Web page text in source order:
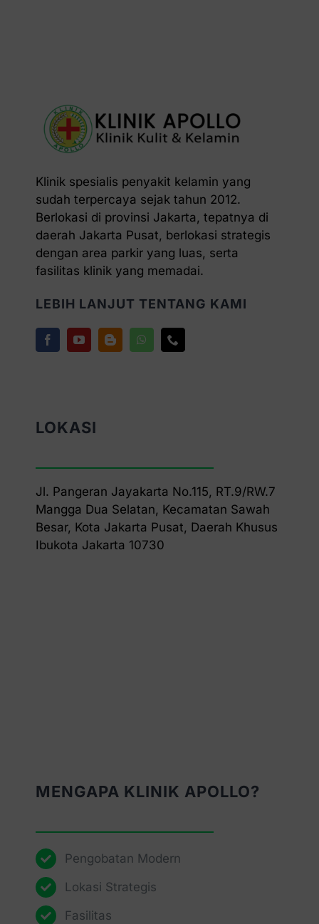
Klinik spesialis penyakit kelamin yang
sudah terpercaya sejak tahun 2012.
Berlokasi di provinsi Jakarta, tepatnya di
daerah Jakarta Pusat, berlokasi strategis
dengan area parkir yang luas, serta
fasilitas klinik yang memadai.
LEBIH LANJUT TENTANG KAMI
LOKASI
Jl. Pangeran Jayakarta No.115, RT.9/RW.7
Mangga Dua Selatan, Kecamatan Sawah
Besar, Kota Jakarta Pusat, Daerah Khusus
Ibukota Jakarta 10730
MENGAPA KLINIK APOLLO?
Pengobatan Modern
Lokasi Strategis
Fasilitas